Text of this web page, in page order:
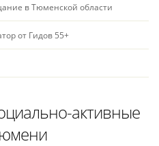
в Тюменской области
от Гидов 55+
активные